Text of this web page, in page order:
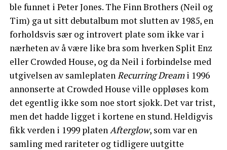
ble funnet i Peter Jones. The Finn Brothers (Neil og
Tim) ga ut sitt debutalbum mot slutten av 1985, en
forholdsvis sær og introvert plate som ikke var i
nærheten av å være like bra som hverken Split Enz
eller Crowded House, og da Neil i forbindelse med
utgivelsen av samleplatenRecurring Dreami 1996
annonserte at Crowded House ville oppløses kom
det egentlig ikke som noe stort sjokk. Det var trist,
men det hadde ligget i kortene en stund. Heldigvis
fikk verden i 1999 platenAfterglow, som var en
samling med rariteter og tidligere uutgitte